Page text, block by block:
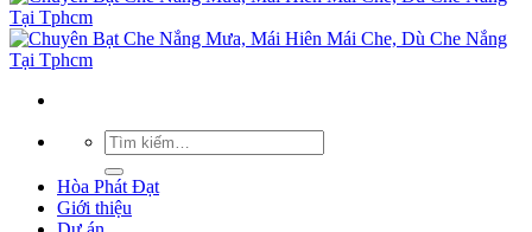
Hòa Phát Đạt
Giới thiệu